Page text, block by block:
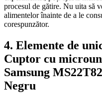
procesul de gătire. Nu uita să
alimentelor înainte de a le
corespunzător.
4. Elemente de
Cuptor cu
Samsung
Negru